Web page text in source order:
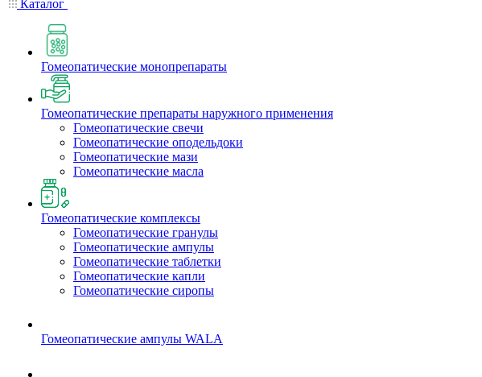
Каталог
Гомеопатические монопрепараты
Гомеопатические препараты наружного применения
Гомеопатические свечи
Гомеопатические оподельдоки
Гомеопатические мази
Гомеопатические масла
Гомеопатические комплексы
Гомеопатические гранулы
Гомеопатические ампулы
Гомеопатические таблетки
Гомеопатические капли
Гомеопатические сиропы
Гомеопатические ампулы WALA